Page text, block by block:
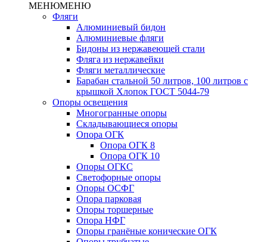
МЕНЮМЕНЮ
Фляги
Алюминиевый бидон
Алюминиевые фляги
Бидоны из нержавеющей стали
Фляга из нержавейки
Фляги металлические
Барабан стальной 50 литров, 100 литров с
крышкой Хлопок ГОСТ 5044-79
Опоры освещения
Многогранные опоры
Складывающиеся опоры
Опора ОГК
Опора ОГК 8
Опора ОГК 10
Опоры ОГКС
Светофорные опоры
Опоры ОСФГ
Опора парковая
Опоры торшерные
Опора НФГ
Опоры гранёные конические ОГК